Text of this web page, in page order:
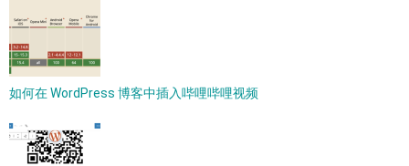
如何在 WordPress 博客中插入哔哩哔哩视频